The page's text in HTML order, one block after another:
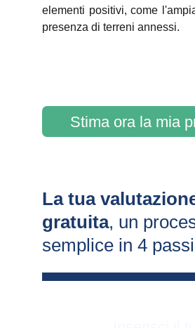
elementi positivi, come
presenza di terreni annessi.
Stima ora la mia
La tua
gratuita, un
semplice in 4 passi